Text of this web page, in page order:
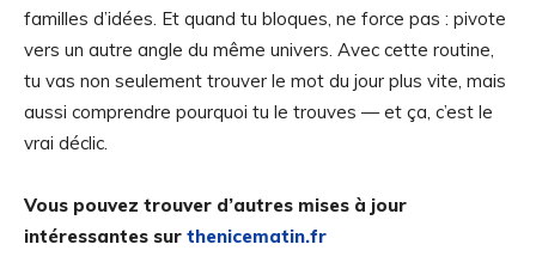
familles d’idées. Et quand tu bloques, ne force pas : pivote
vers un autre angle du même univers. Avec cette routine,
tu vas non seulement trouver le mot du jour plus vite, mais
aussi comprendre pourquoi tu le trouves — et ça, c’est le
vrai déclic.
Vous pouvez trouver d’autres mises à jour
intéressantes sur thenicematin.fr